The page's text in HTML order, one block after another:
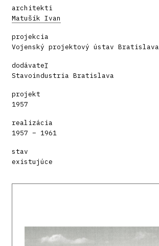
architekti
Matušík Ivan
projekcia
Vojenský projektový ústav Bratislava
dodávateľ
Stavoindustria Bratislava
projekt
1957
realizácia
1957 – 1961
stav
existujúce